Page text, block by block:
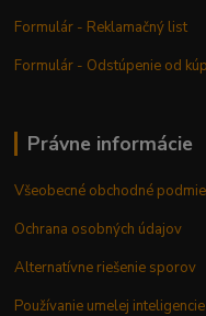
Formulár - Reklamačný list
Formulár - Odstúpenie od
Právne informácie
Všeobecné obchodné
Ochrana osobných údajov
Alternatívne riešenie sporov
Používanie umelej inteligencie